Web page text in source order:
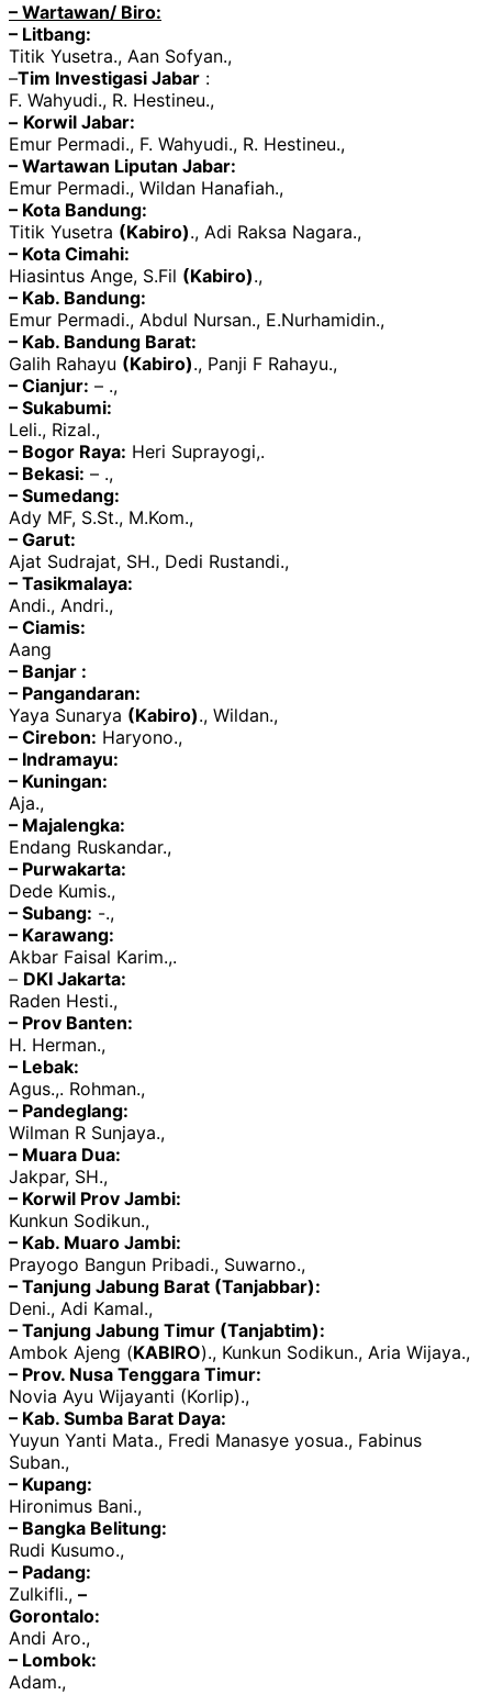
– Wartawan/ Biro:
– Litbang:
Titik Yusetra., Aan Sofyan.,
–Tim Investigasi Jabar :
F. Wahyudi., R. Hestineu.,
– Korwil Jabar:
Emur Permadi., F. Wahyudi., R. Hestineu.,
– Wartawan Liputan Jabar:
Emur Permadi., Wildan Hanafiah.,
– Kota Bandung:
Titik Yusetra (Kabiro)., Adi Raksa Nagara.,
– Kota Cimahi:
Hiasintus Ange, S.Fil (Kabiro).,
– Kab. Bandung:
Emur Permadi., Abdul Nursan., E.Nurhamidin.,
– Kab. Bandung Barat:
Galih Rahayu (Kabiro)., Panji F Rahayu.,
– Cianjur: – .,
– Sukabumi:
Leli., Rizal.,
– Bogor Raya: Heri Suprayogi,.
– Bekasi: – .,
– Sumedang:
Ady MF, S.St., M.Kom.,
– Garut:
Ajat Sudrajat, SH., Dedi Rustandi.,
– Tasikmalaya:
Andi., Andri.,
– Ciamis:
Aang
– Banjar :
– Pangandaran:
Yaya Sunarya (Kabiro)., Wildan.,
– Cirebon: Haryono.,
– Indramayu:
– Kuningan:
Aja.,
– Majalengka:
Endang Ruskandar.,
– Purwakarta:
Dede Kumis.,
– Subang: -.,
– Karawang:
Akbar Faisal Karim.,.
– DKI Jakarta:
Raden Hesti.,
– Prov Banten:
H. Herman.,
– Lebak:
Agus.,. Rohman.,
– Pandeglang:
Wilman R Sunjaya.,
– Muara Dua:
Jakpar, SH.,
– Korwil Prov Jambi:
Kunkun Sodikun.,
– Kab. Muaro Jambi:
Prayogo Bangun Pribadi., Suwarno.,
– Tanjung Jabung Barat (Tanjabbar):
Deni., Adi Kamal.,
– Tanjung Jabung Timur (Tanjabtim):
Ambok Ajeng (KABIRO)., Kunkun Sodikun., Aria Wijaya.,
– Prov. Nusa Tenggara Timur:
Novia Ayu Wijayanti (Korlip).,
– Kab. Sumba Barat Daya:
Yuyun Yanti Mata., Fredi Manasye yosua., Fabinus
Suban.,
– Kupang:
Hironimus Bani.,
– Bangka Belitung:
Rudi Kusumo.,
– Padang:
Zulkifli., –
Gorontalo:
Andi Aro.,
– Lombok:
Adam.,